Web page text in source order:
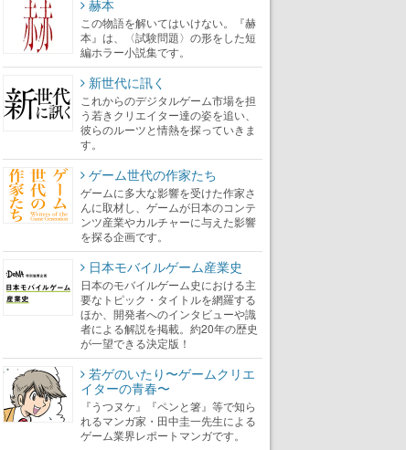
赫本
この物語を解いてはいけない。『赫
本』は、〈試験問題〉の形をした短
編ホラー小説集です。
新世代に訊く
これからのデジタルゲーム市場を担
う若きクリエイター達の姿を追い、
彼らのルーツと情熱を探っていきま
す。
ゲーム世代の作家たち
ゲームに多大な影響を受けた作家さ
んに取材し、ゲームが日本のコンテ
ンツ産業やカルチャーに与えた影響
を探る企画です。
日本モバイルゲーム産業史
日本のモバイルゲーム史における主
要なトピック・タイトルを網羅する
ほか、開発者へのインタビューや識
者による解説を掲載。約20年の歴史
が一望できる決定版！
若ゲのいたり〜ゲームクリエ
イターの青春〜
『うつヌケ』『ペンと箸』等で知ら
れるマンガ家・田中圭一先生による
ゲーム業界レポートマンガです。